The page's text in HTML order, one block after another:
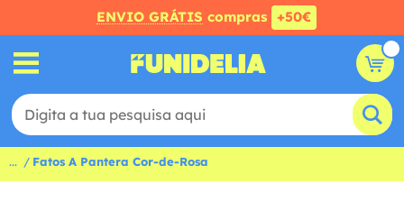
ENVIO GRÁTIS compras +50€
... Fatos A Pantera Cor-de-Rosa